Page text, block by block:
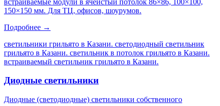
150×150 мм. Для ТЦ, офисов, шоурумов.
Подробнее →
светильники грильято в Казани. светодиодный светильник
грильято в Казани. светильник в потолок грильято в Казани.
встраиваемый светильник грильято в Казани.
Диодные светильники
Диодные (светодиодные) светильники собственного